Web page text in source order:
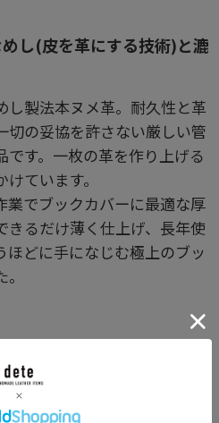
し(皮を革にする技術)と漉
し製法本ヌメ革。耐久性と革
切の妥協を許さない厳しい管
す。一枚の革を作り上げる
ています。
業でブックカバーに最適な厚
きるだけ薄く仕上げ、長年使
ほどに手になじむ極上のブッ
ン